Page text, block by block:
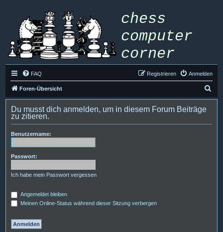
FAQ Anmelden
Registrieren
Foren-Übersicht
u
Du musst dich anmelden, um in diesem Forum Beiträge
zu zitieren.
Benutzername:
Passwort:
Ich habe mein Passwort vergessen
Angemeldet bleiben
Meinen Online-Status während dieser Sitzung verbergen